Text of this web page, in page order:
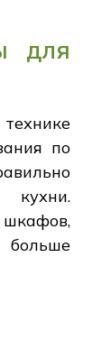
для
по